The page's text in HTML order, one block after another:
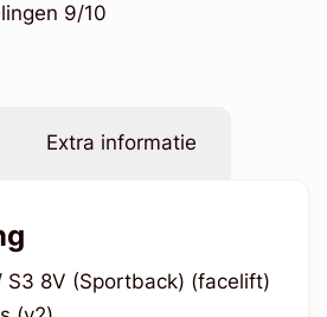
9/10
Extra informatie
8V (Sportback) (facelift)